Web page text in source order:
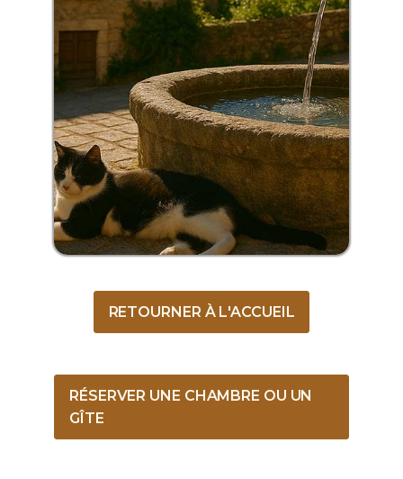
RETOURNER À L'ACCUEIL
RÉSERVER UNE CHAMBRE OU UN
GÎTE